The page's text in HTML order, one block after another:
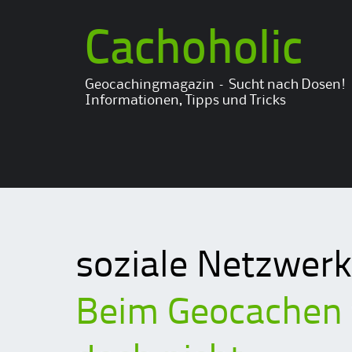
Cachoholic
Geocachingmagazin – Sucht nach Dosen!
Informationen, Tipps und Tricks
soziale
Beim